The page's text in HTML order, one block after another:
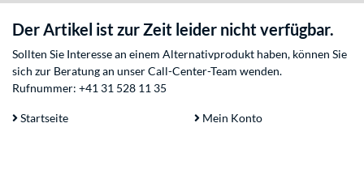
Der Artikel ist zur Zeit leider nicht verfügbar.
Sollten Sie Interesse an einem Alternativprodukt haben, können Sie
sich zur Beratung an unser Call-Center-Team wenden.
Rufnummer: +41 31 528 11 35
Startseite Mein Konto